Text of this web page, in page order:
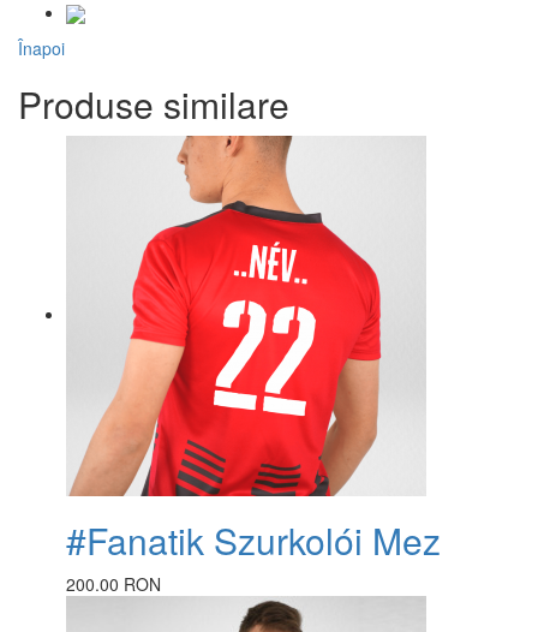
Înapoi
Produse similare
#Fanatik Szurkolói Mez
200.00 RON